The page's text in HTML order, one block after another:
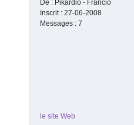
De : Pikardio - Francio
Inscrit : 27-06-2008
Messages : 7
le site Web